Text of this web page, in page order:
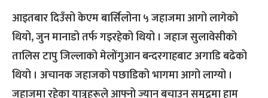
आइतबार दिउँसो केएम बार्सिलोना ५ जहाजमा आगो लागेको
थियो, जुन मानाडो तर्फ गइरहेको थियो । जहाज सुलावेसीको
तालिस टापु जिल्लाको मेलोंगुआन बन्दरगाहबाट अगाडि बढेको
थियो । अचानक जहाजको पछाडिको भागमा आगो लाग्यो ।
जहाजमा रहेका यात्रुहरूले आफ्नो ज्यान बचाउन समुद्रमा हाम